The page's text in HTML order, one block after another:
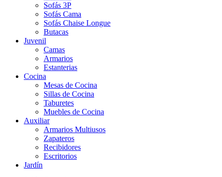
Sofás 3P
Sofás Cama
Sofás Chaise Longue
Butacas
Juvenil
Camas
Armarios
Estanterias
Cocina
Mesas de Cocina
Sillas de Cocina
Taburetes
Muebles de Cocina
Auxiliar
Armarios Multiusos
Zapateros
Recibidores
Escritorios
Jardín